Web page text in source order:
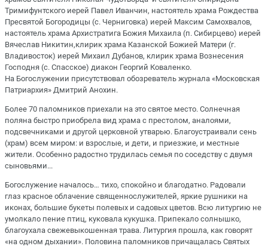
Тримифунтского иерей Павел Иванчин, настоятель храма Рождества
Пресвятой Богородицы (с. Черниговка) иерей Максим Самохвалов,
настоятель храма Архистратига Божия Михаила (п. Сибирцево) иерей
Вячеслав Никитин,клирик храма Казанской Божией Матери (г.
Владивосток) иерей Михаил Дубанов, клирик храма Вознесения
Господня (с. Спасское) диакон Георгий Коваленко.
На Богослужении присутствовал обозреватель журнала «Московская
Патриархия» Дмитрий Анохин.
Более 70 паломников приехали на это святое место. Солнечная
поляна быстро приобрела вид храма с престолом, аналоями,
подсвечниками и другой церковной утварью. Благоустраивали сень
(храм) всем миром: и взрослые, и дети, и приезжие, и местные
жители. Особенно радостно трудилась семья по соседству с двумя
сыновьями...
Богослужение началось… тихо, спокойно и благодатно. Радовали
глаз красное облачение священнослужителей, яркие рушники на
иконах, большие букеты полевых и садовых цветов. Всю литургию не
умолкало пение птиц, куковала кукушка. Припекало солнышко,
благоухала свежевыкошенная трава. Литургия прошла, как говорят
«на одном дыхании». Половина паломников причащалась Святых